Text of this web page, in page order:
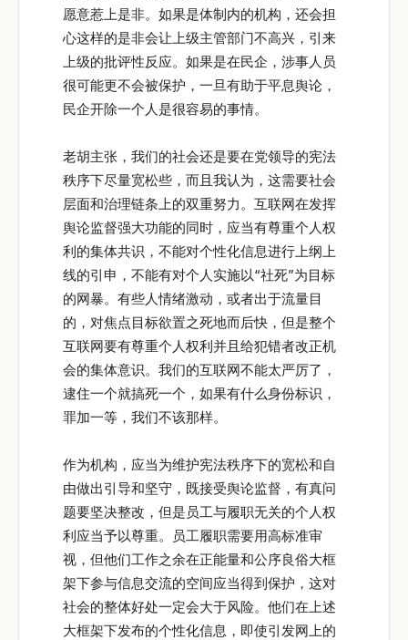
愿意惹上是非。如果是体制内的机构，还会担
心这样的是非会让上级主管部门不高兴，引来
上级的批评性反应。如果是在民企，涉事人员
很可能更不会被保护，一旦有助于平息舆论，
民企开除一个人是很容易的事情。
老胡主张，我们的社会还是要在党领导的宪法
秩序下尽量宽松些，而且我认为，这需要社会
层面和治理链条上的双重努力。互联网在发挥
舆论监督强大功能的同时，应当有尊重个人权
利的集体共识，不能对个性化信息进行上纲上
线的引申，不能有对个人实施以“社死”为目标
的网暴。有些人情绪激动，或者出于流量目
的，对焦点目标欲置之死地而后快，但是整个
互联网要有尊重个人权利并且给犯错者改正机
会的集体意识。我们的互联网不能太严厉了，
逮住一个就搞死一个，如果有什么身份标识，
罪加一等，我们不该那样。
作为机构，应当为维护宪法秩序下的宽松和自
由做出引导和坚守，既接受舆论监督，有真问
题要坚决整改，但是员工与履职无关的个人权
利应当予以尊重。员工履职需要用高标准审
视，但他们工作之余在正能量和公序良俗大框
架下参与信息交流的空间应当得到保护，这对
社会的整体好处一定会大于风险。他们在上述
大框架下发布的个性化信息，即使引发网上的